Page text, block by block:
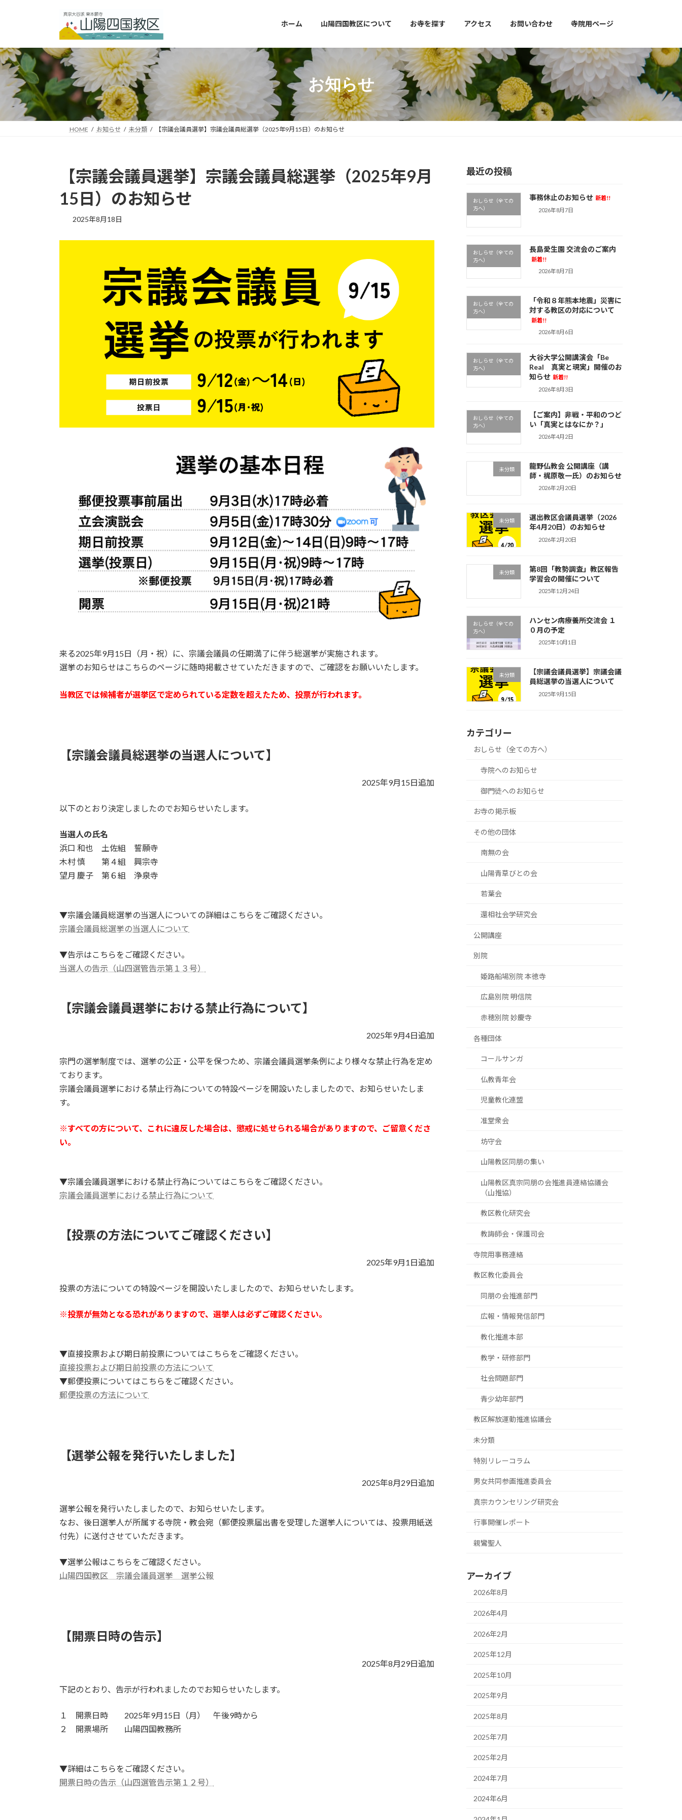
ツ
へ
シ
ョ
ホーム 山陽四国教区について お寺を探す アクセス お問い合わせ 寺院用ページ
お知らせ
HOME お知らせ 未分類 【宗議会議員選挙】宗議会議員総選挙（2025年9月15日）のお知らせ
【宗議会議員選挙】宗議会議員総選挙（2025年9月
15日）のお知らせ
2025年8月18日
来る2025年9月15日（月・祝）に、宗議会議員の任期満了に伴う総選挙が実施されます。
選挙のお知らせはこちらのページに随時掲載させていただきますので、ご確認をお願いいたします。
当教区では候補者が選挙区で定められている定数を超えたため、投票が行われます。
【宗議会議員総選挙の当選人について】
2025年9月15日追加
以下のとおり決定しましたのでお知らせいたします。
当選人の氏名
浜口 和也 土佐組 誓願寺
木村 慎 第４組 興宗寺
望月 慶子 第６組 浄泉寺
▼宗議会議員総選挙の当選人についての詳細はこちらをご確認ください。
宗議会議員総選挙の当選人について
▼告示はこちらをご確認ください。
当選人の告示（山四選管告示第１３号）
【宗議会議員選挙における禁止行為について】
2025年9月4日追加
宗門の選挙制度では、選挙の公正・公平を保つため、宗議会議員選挙条例により様々な禁止行為を定め
ております。
宗議会議員選挙における禁止行為についての特設ページを開設いたしましたので、お知らせいたしま
す。
※すべての方について、これに違反した場合は、懲戒に処せられる場合がありますので、ご留意くださ
い。
▼宗議会議員選挙における禁止行為についてはこちらをご確認ください。
宗議会議員選挙における禁止行為について
【投票の方法についてご確認ください】
2025年9月1日追加
投票の方法についての特設ページを開設いたしましたので、お知らせいたします。
※投票が無効となる恐れがありますので、選挙人は必ずご確認ください。
▼直接投票および期日前投票についてはこちらをご確認ください。
直接投票および期日前投票の方法について
▼郵便投票についてはこちらをご確認ください。
郵便投票の方法について
【選挙公報を発行いたしました】
2025年8月29日追加
選挙公報を発行いたしましたので、お知らせいたします。
なお、後日選挙人が所属する寺院・教会宛（郵便投票届出書を受理した選挙人については、投票用紙送
付先）に送付させていただきます。
▼選挙公報はこちらをご確認ください。
山陽四国教区 宗議会議員選挙 選挙公報
【開票日時の告示】
2025年8月29日追加
下記のとおり、告示が行われましたのでお知らせいたします。
１ 開票日時 2025年9月15日（月） 午後9時から
２ 開票場所 山陽四国教務所
▼詳細はこちらをご確認ください。
開票日時の告示（山四選管告示第１２号）
最近の投稿
おしらせ（全ての
方へ）
事務休止のお知らせ 新着!!
2026年8月7日
おしらせ（全ての
方へ）
長島愛生園 交流会のご案内
新着!!
2026年8月7日
おしらせ（全ての
方へ）
「令和８年熊本地震」災害に
対する教区の対応について
新着!!
2026年8月6日
おしらせ（全ての
方へ）
大谷大学公開講演会「Be
Real 真実と現実」開催のお
知らせ 新着!!
2026年8月3日
おしらせ（全ての
方へ）
【ご案内】非戦・平和のつど
い「真実とはなにか？」
2026年4月2日
未分類
龍野仏教会 公開講座（講
師・梶原敬一氏）のお知らせ
2026年2月20日
未分類
選出教区会議員選挙（2026
年4月20日）のお知らせ
2026年2月20日
未分類
第8回「教勢調査」教区報告
学習会の開催について
2025年12月24日
おしらせ（全ての
方へ）
ハンセン病療養所交流会 １
０月の予定
2025年10月1日
未分類
【宗議会議員選挙】宗議会議
員総選挙の当選人について
2025年9月15日
カテゴリー
おしらせ（全ての方へ）
寺院へのお知らせ
御門徒へのお知らせ
お寺の掲示板
その他の団体
南無の会
山陽青草びとの会
若葉会
還相社会学研究会
公開講座
別院
姫路船場別院 本徳寺
広島別院 明信院
赤穂別院 妙慶寺
各種団体
コールサンガ
仏教青年会
児童教化連盟
准堂衆会
坊守会
山陽教区同朋の集い
山陽教区真宗同朋の会推進員連絡協議会
（山推協）
教区教化研究会
教誨師会・保護司会
寺院用事務連絡
教区教化委員会
同朋の会推進部門
広報・情報発信部門
教化推進本部
教学・研修部門
社会問題部門
青少幼年部門
教区解放運動推進協議会
未分類
特別リレーコラム
男女共同参画推進委員会
真宗カウンセリング研究会
行事開催レポート
親鸞聖人
アーカイブ
2026年8月
2026年4月
2026年2月
2025年12月
2025年10月
2025年9月
2025年8月
2025年7月
2025年2月
2024年7月
2024年6月